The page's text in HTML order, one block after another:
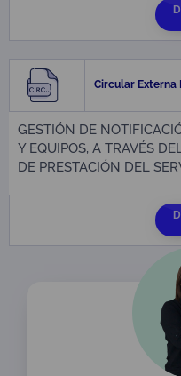
Circular Externa
GESTIÓN DE
Y EQUIPOS, A TRAVÉS
DE PRESTACIÓN DEL